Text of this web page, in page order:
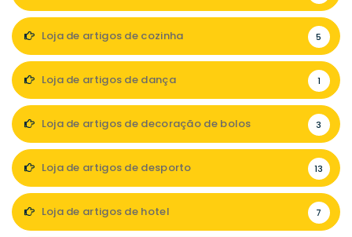
Loja de artigos de cozinha 5
Loja de artigos de dança 1
Loja de artigos de decoração de bolos 3
Loja de artigos de desporto 13
Loja de artigos de hotel 7